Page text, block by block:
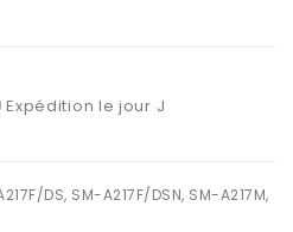
Expédition le jour J
DS, SM-A217F/DSN, SM-A217M,